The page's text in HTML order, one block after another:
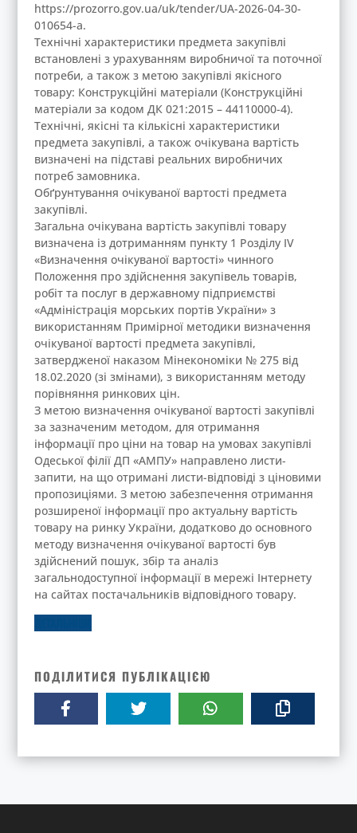
https://prozorro.gov.ua/uk/tender/UA-2026-04-30-
010654-a.
Технічні характеристики предмета закупівлі
встановлені з урахуванням виробничої та поточної
потреби, а також з метою закупівлі якісного
товару: Конструкційні матеріали (Конструкційні
матеріали за кодом ДК 021:2015 – 44110000-4).
Технічні, якісні та кількісні характеристики
предмета закупівлі, а також очікувана вартість
визначені на підставі реальних виробничих
потреб замовника.
Обґрунтування очікуваної вартості предмета
закупівлі.
Загальна очікувана вартість закупівлі товару
визначена із дотриманням пункту 1 Розділу ІV
«Визначення очікуваної вартості» чинного
Положення про здійснення закупівель товарів,
робіт та послуг в державному підприємстві
«Адміністрація морських портів України» з
використанням Примірної методики визначення
очікуваної вартості предмета закупівлі,
затвердженої наказом Мінекономіки № 275 від
18.02.2020 (зі змінами), з використанням методу
порівняння ринкових цін.
З метою визначення очікуваної вартості закупівлі
за зазначеним методом, для отримання
інформації про ціни на товар на умовах закупівлі
Одеської філії ДП «АМПУ» направлено листи-
запити, на що отримані листи-відповіді з ціновими
пропозиціями. З метою забезпечення отримання
розширеної інформації про актуальну вартість
товару на ринку України, додатково до основного
методу визначення очікуваної вартості був
здійснений пошук, збір та аналіз
загальнодоступної інформації в мережі Інтернету
на сайтах постачальників відповідного товару.
ПОДІЛИТИСЯ ПУБЛІКАЦІЄЮ